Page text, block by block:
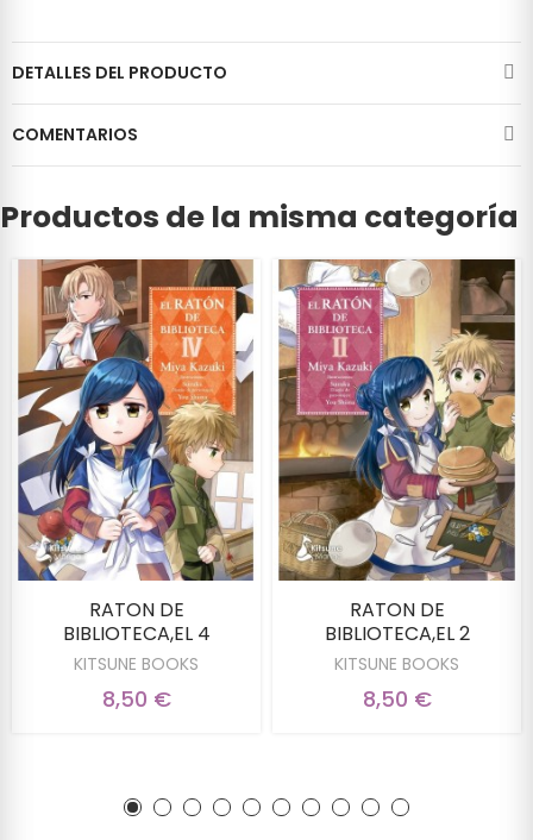
DETALLES DEL PRODUCTO
COMENTARIOS
Productos de la misma categoría
RATON DE
BIBLIOTECA,EL 4
KITSUNE BOOKS
8,50 €
RATON DE
BIBLIOTECA,EL 2
KITSUNE BOOKS
8,50 €